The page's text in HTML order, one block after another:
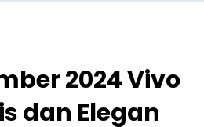
2024 Vivo
dan Elegan